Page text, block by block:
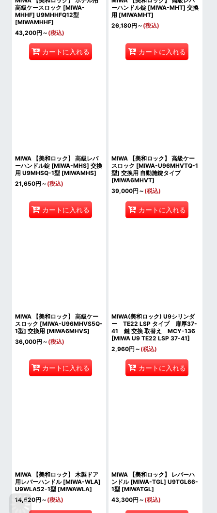
高級ケースロック [MIWA-
MHHF] U9MHHFQ12型
[MIWAMHHF]
43,200円 ～ (税込)
カートに入れる
ーハンドル錠 [MIWA-MHT] 交換
用 [MIWAMHT]
26,180円 ～ (税込)
カートに入れる
MIWA 【美和ロック】 高級レバ
ーハンドル錠 [MIWA-MHS] 交換
用 U9MHSQ-1型 [MIWAMHS]
21,650円 ～ (税込)
カートに入れる
MIWA 【美和ロック】 高級ケー
スロック [MIWA-U96MHVTQ-1
型] 交換用 自動施錠タイプ
[MIWA6MHVT]
39,000円 ～ (税込)
カートに入れる
MIWA 【美和ロック】 高級ケー
スロック [MIWA-U96MHVS5Q-
1型] 交換用 [MIWA6MHVS]
36,000円 ～ (税込)
カートに入れる
MIWA(美和ロック) U9シリンダ
ー TE22 LSP タイプ 扉厚37-
41 鍵 交換 取替え MCY-136
[MIWA U9 TE22 LSP 37-41]
2,960円 ～ (税込)
カートに入れる
MIWA 【美和ロック】 木製ドア
用レバーハンドル [MIWA-WLA]
U9WLA52-1型 [MIWAWLA]
14,520円 ～ (税込)
MIWA 【美和ロック】 レバーハ
ンドル [MIWA-TGL] U9TGL66-
1型 [MIWATGL]
43,300円 ～ (税込)